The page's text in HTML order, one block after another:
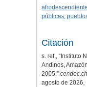
públicas,
Citación
s. ref., “Instituto
Andinos,
2005,”
agosto de 2026,